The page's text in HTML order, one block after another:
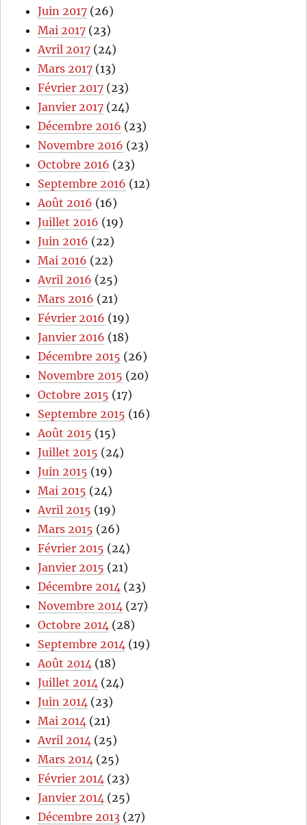
Juin 2017 (26)
Mai 2017 (23)
Avril 2017 (24)
Mars 2017 (13)
Février 2017 (23)
Janvier 2017 (24)
Décembre 2016 (23)
Novembre 2016 (23)
Octobre 2016 (23)
Septembre 2016 (12)
Août 2016 (16)
Juillet 2016 (19)
Juin 2016 (22)
Mai 2016 (22)
Avril 2016 (25)
Mars 2016 (21)
Février 2016 (19)
Janvier 2016 (18)
Décembre 2015 (26)
Novembre 2015 (20)
Octobre 2015 (17)
Septembre 2015 (16)
Août 2015 (15)
Juillet 2015 (24)
Juin 2015 (19)
Mai 2015 (24)
Avril 2015 (19)
Mars 2015 (26)
Février 2015 (24)
Janvier 2015 (21)
Décembre 2014 (23)
Novembre 2014 (27)
Octobre 2014 (28)
Septembre 2014 (19)
Août 2014 (18)
Juillet 2014 (24)
Juin 2014 (23)
Mai 2014 (21)
Avril 2014 (25)
Mars 2014 (25)
Février 2014 (23)
Janvier 2014 (25)
Décembre 2013 (27)